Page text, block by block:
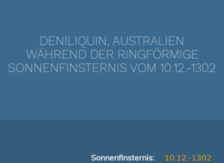
DENILIQUIN, AUSTRALIEN
WÄHREND DER RINGFÖRMIGE
SONNENFINSTERNIS VOM 10.12.-1302
Sonnenfinsternis:
10.12.-1302